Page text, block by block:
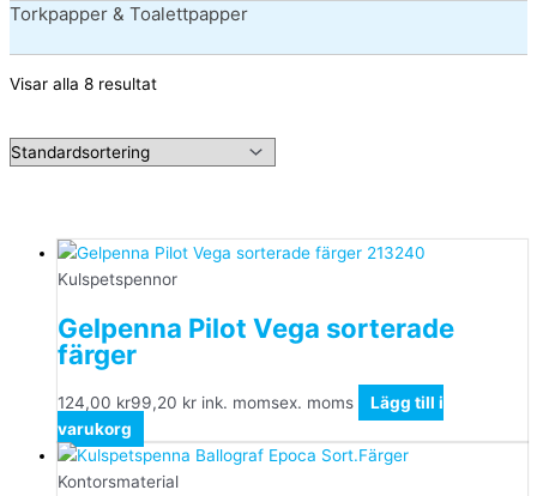
Torkpapper & Toalettpapper
Visar alla 8 resultat
Kulspetspennor
Gelpenna Pilot Vega sorterade
färger
124,00 kr99,20 kr ink. momsex. moms
Lägg till i
varukorg
Kontorsmaterial